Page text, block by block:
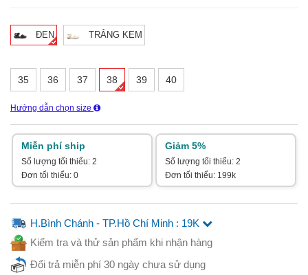
ĐEN TRẮNG KEM
35 36 37 38 39 40
Hướng dẫn chọn size
Miễn phí ship
Số lượng tối thiểu: 2
Đơn tối thiểu: 0
Giảm 5%
Số lượng tối thiểu: 2
Đơn tối thiểu: 199k
H.Bình Chánh - TP.Hồ Chí Minh : 19K
Kiểm tra và thử sản phẩm khi nhận hàng
Đổi trả miễn phí 30 ngày chưa sử dụng